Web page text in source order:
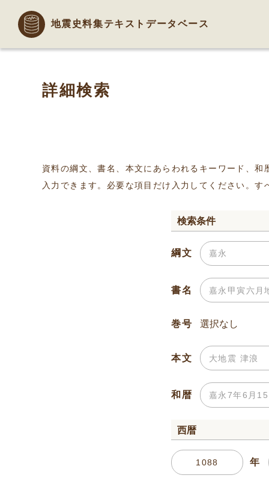
地震史料集テキストデータベース
詳細検索
資料の綱文、書名、本文にあらわれるキーワード、
入力できます。必要な項目だけ入力してください。
検索条件
綱文
書名
巻号
本文
和暦
西暦
年